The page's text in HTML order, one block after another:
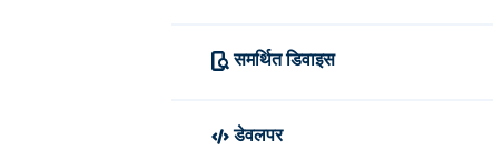
समर्थित डिवाइस
डेवलपर